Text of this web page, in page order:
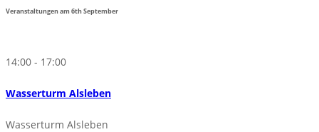
Veranstaltungen am6thSeptember
14:00 - 17:00
Wasserturm Alsleben
Wasserturm Alsleben